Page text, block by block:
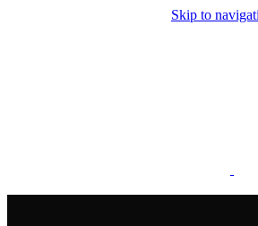
Skip to